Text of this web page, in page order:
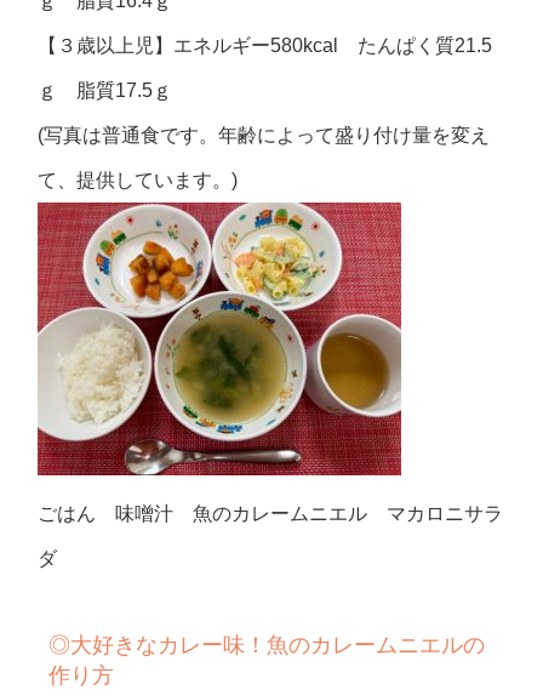
【３歳以上児】エネルギー580kcal たんぱく質21.5
ｇ 脂質17.5ｇ
(写真は普通食です。年齢によって盛り付け量を変え
て、提供しています。)
ごはん 味噌汁 魚のカレームニエル マカロニサラ
ダ
◎大好きなカレー味！魚のカレームニエルの
作り方